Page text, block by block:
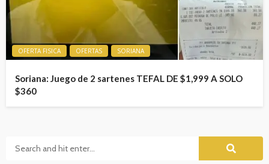
OFERTA FISICA OFERTAS SORIANA
Soriana: Juego de 2 sartenes TEFAL DE $1,999 A SOLO
$360